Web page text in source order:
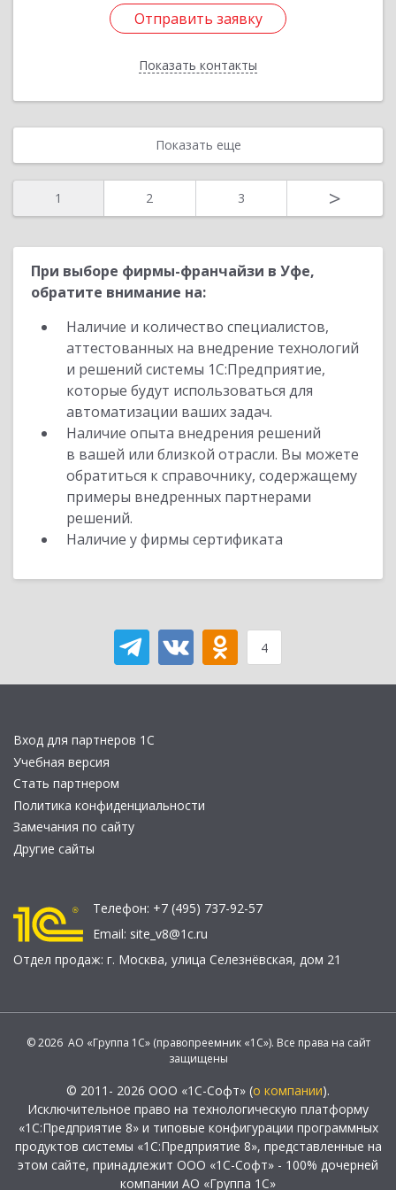
Отправить заявку
Показать контакты
Отправить заявку
Назад
Показать еще
1 2 3 >
При выборе фирмы-франчайзи в Уфе,
обратите внимание на:
Наличие и количество специалистов,
аттестованных на внедрение технологий
и решений системы 1С:Предприятие,
которые будут использоваться для
автоматизации ваших задач.
Наличие опыта внедрения решений
в вашей или близкой отрасли. Вы можете
обратиться к справочнику, содержащему
примеры внедренных партнерами
решений.
Наличие у фирмы сертификата
4
Вход для партнеров 1С
Учебная версия
Стать партнером
Политика конфиденциальности
Замечания по сайту
Другие сайты
Телефон: +7 (495) 737-92-57
Email: site_v8@1c.ru
Отдел продаж: г. Москва, улица Селезнёвская, дом 21
© 2026 АО «Группа 1С» (правопреемник «1С»). Все права на сайт
защищены
© 2011- 2026 ООО «1С-Софт» (о компании).
Исключительное право на технологическую платформу
«1С:Предприятие 8» и типовые конфигурации программных
продуктов системы «1С:Предприятие 8», представленные на
этом сайте, принадлежит ООО «1С-Софт» - 100% дочерней
компании АО «Группа 1С»